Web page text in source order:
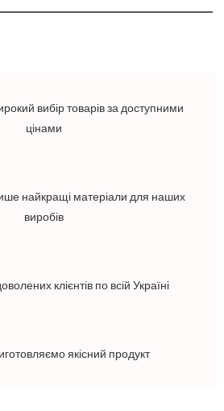
вибір товарів за доступними
цінами
найкращі матеріали для наших
виробів
клієнтів по всій Україні
якісний продукт